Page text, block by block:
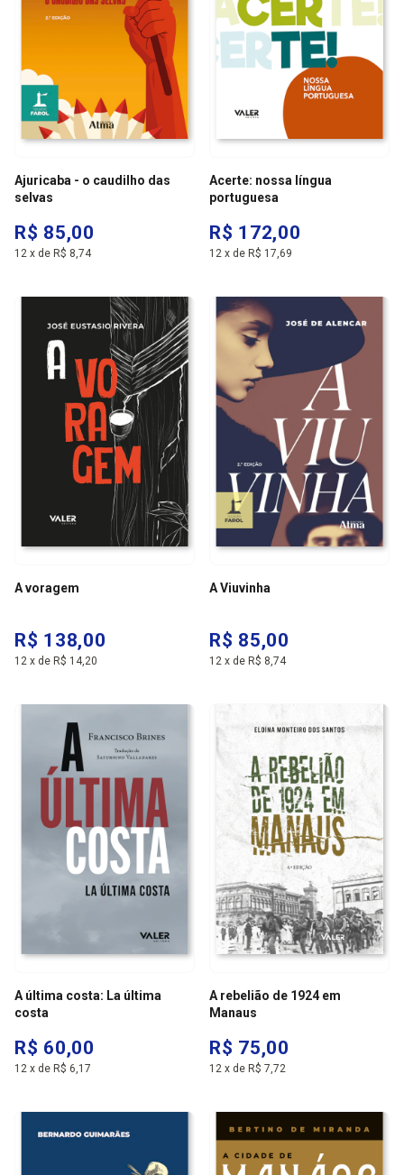
Ajuricaba - o caudilho das
selvas
R$ 85,00
12 x de R$ 8,74
Acerte: nossa língua
portuguesa
R$ 172,00
12 x de R$ 17,69
A voragem
R$ 138,00
12 x de R$ 14,20
A Viuvinha
R$ 85,00
12 x de R$ 8,74
A última costa: La última
costa
R$ 60,00
12 x de R$ 6,17
A rebelião de 1924 em
Manaus
R$ 75,00
12 x de R$ 7,72